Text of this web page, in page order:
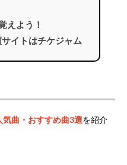
えよう！
イトはチケジャム
気曲・おすすめ曲3選を紹介